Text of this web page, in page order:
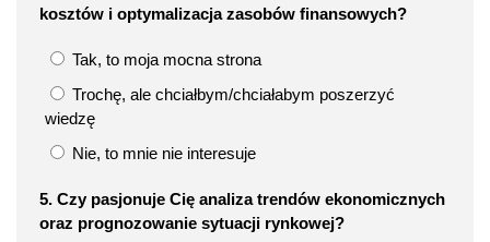
kosztów i optymalizacja zasobów finansowych?
Tak, to moja mocna strona
Trochę, ale chciałbym/chciałabym poszerzyć
wiedzę
Nie, to mnie nie interesuje
5. Czy pasjonuje Cię analiza trendów ekonomicznych
oraz prognozowanie sytuacji rynkowej?